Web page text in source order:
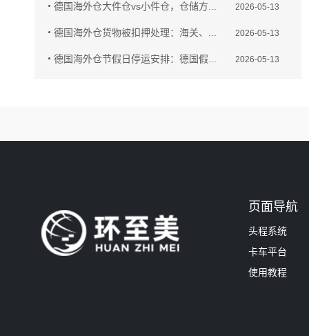
德国海外仓大件仓vs小件仓，仓储方... 2026-05-13
德国海外仓货物被扣押处理：海关、... 2026-05-13
德国海外仓节假日停运安排：德国假... 2026-05-13
页面导航
头程系统
卡车平台
使用教程